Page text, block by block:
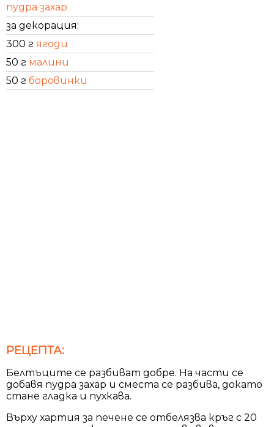
пудра захар
за декорация:
300 г ягоди
50 г малини
50 г боровинки
РЕЦЕПТА:
Белтъците се разбиват добре. На части се
добавя пудра захар и сместа се разбива, докато
стане гладка и пухкава.
Върху хартия за печене се отбелязва кръг с 20